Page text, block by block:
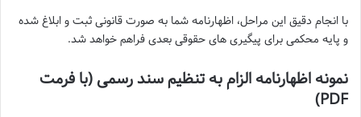
با انجام دقیق این مراحل، اظهارنامه شما به صورت قانونی ثبت و ابلاغ شده
و پایه محکمی برای پیگیری های حقوقی بعدی فراهم خواهد شد.
نمونه اظهارنامه الزام به تنظیم سند رسمی (با فرمت
PDF)